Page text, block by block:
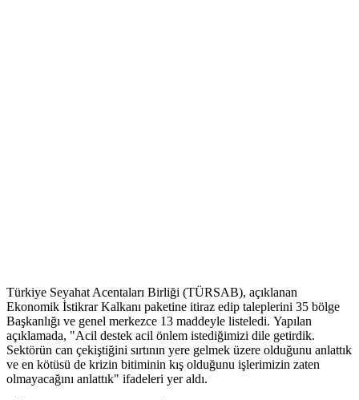
Türkiye Seyahat Acentaları Birliği (TÜRSAB), açıklanan
Ekonomik İstikrar Kalkanı paketine itiraz edip taleplerini 35 bölge
Başkanlığı ve genel merkezce 13 maddeyle listeledi. Yapılan
açıklamada, "Acil destek acil önlem istediğimizi dile getirdik.
Sektörün can çekiştiğini sırtının yere gelmek üzere olduğunu anlattık
ve en kötüsü de krizin bitiminin kış olduğunu işlerimizin zaten
olmayacağını anlattık" ifadeleri yer aldı.